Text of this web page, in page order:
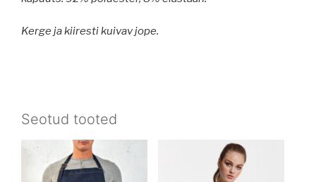
Kerge ja kiiresti kuivav jope.
Seotud tooted